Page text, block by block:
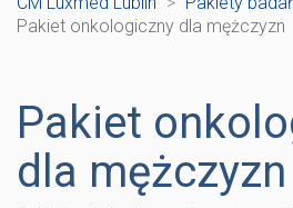
Pakiet onkologiczny dla mężczyzn
Pakiet
dla mężczyzn